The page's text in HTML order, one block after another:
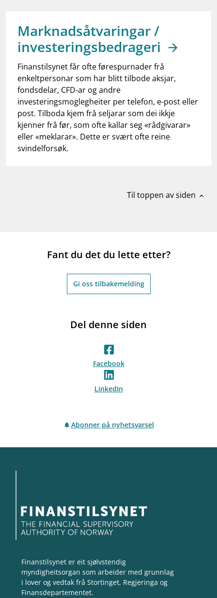
dashboardInformasjon for investorer
notifications_noneAbonner på nyhetsvarsel
Marknadsåtvaringar /
investeringsbedrageri
Finanstilsynet får ofte førespurnader frå
enkeltpersonar som har blitt tilbode aksjar,
fondsdelar, CFD-ar og andre
investeringsmoglegheiter per telefon, e-post eller
post. Tilboda kjem frå seljarar som dei ikkje
kjenner frå før, som ofte kallar seg «rådgivarar»
eller «meklarar». Dette er svært ofte reine
svindelforsøk.
Til toppen av siden expand_less
Fant du det du lette etter?
Gi oss tilbakemelding
Del denne siden
Facebook
LinkedIn
Abonner på nyhetsvarsel
Finanstilsynet er eit sjølvstendig
myndigheitsorgan som arbeider med grunnlag
i lover og vedtak frå Stortinget, Regjeringa og
Finansdepartementet.